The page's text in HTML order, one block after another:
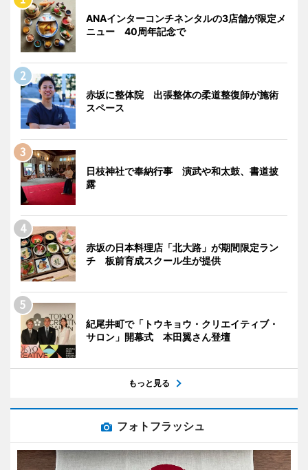
ANAインターコンチネンタルの3店舗が限定メ
ニュー 40周年記念で
赤坂に整体院 出張整体の柔道整復師が施術
スペース
日枝神社で奉納行事 演武や和太鼓、書道披
露
赤坂の日本料理店「北大路」が期間限定ラン
チ 板前育成スクール生が提供
紀尾井町で「トウキョウ・クリエイティブ・
サロン」開幕式 本田翼さん登壇
もっと見る
フォトフラッシュ